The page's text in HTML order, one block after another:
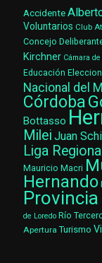
Accidente
Voluntarios Club
Concejo
Kirchner Cámara
Educación
Nacional del
Córdoba
Bottasso
Milei Juan
Liga
Mauricio Macri
Hernando
de Loredo Río
Apertura Turismo